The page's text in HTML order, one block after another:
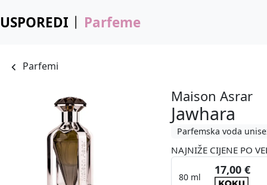
USPOREDI Parfeme
Parfemi
Maison Asrar
Jawhara
Parfemska voda
NAJNIŽE CIJENE PO
80 ml
17,00 €